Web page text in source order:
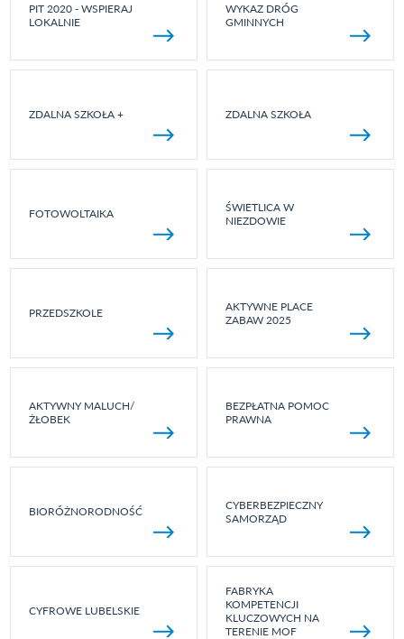
PIT 2020 - WSPIERAJ
LOKALNIE
WYKAZ DRÓG
GMINNYCH
ZDALNA SZKOŁA + ZDALNA SZKOŁA
FOTOWOLTAIKA
ŚWIETLICA W
NIEZDOWIE
PRZEDSZKOLE
AKTYWNE PLACE
ZABAW 2025
AKTYWNY MALUCH/
ŻŁOBEK
BEZPŁATNA POMOC
PRAWNA
BIORÓŻNORODNOŚĆ
CYBERBEZPIECZNY
SAMORZĄD
CYFROWE LUBELSKIE
FABRYKA
KOMPETENCJI
KLUCZOWYCH NA
TERENIE MOF